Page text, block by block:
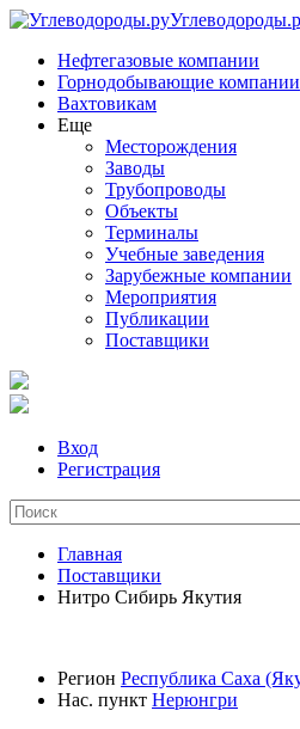
Нефтегазовые компании
Горнодобывающие компании
Вахтовикам
Еще
Месторождения
Заводы
Трубопроводы
Объекты
Терминалы
Учебные заведения
Зарубежные компании
Мероприятия
Публикации
Поставщики
Вход
Регистрация
Главная
Поставщики
Нитро Сибирь Якутия
Регион Республика Саха
Нас. пункт Нерюнгри